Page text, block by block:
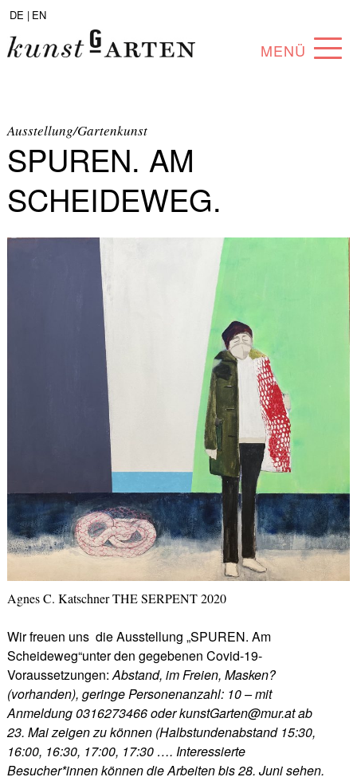
DE | EN
MENÜ
ABOUT
SAMMLUNG
KÜNSTLER*INNEN
PARTNER*INNEN
ANGEBOTE
Ausstellung/Gartenkunst
SPUREN. AM
SCHEIDEWEG.
Agnes C. Katschner THE SERPENT 2020
Wir freuen uns die Ausstellung „SPUREN. Am
Scheideweg“unter den gegebenen Covid-19-
Voraussetzungen:Abstand, im Freien, Masken?
(vorhanden), geringe Personenanzahl: 10 – mit
Anmeldung 0316273466 oder kunstGarten@mur.at ab
23. Mai zeigen zu können (Halbstundenabstand 15:30,
16:00, 16:30, 17:00, 17:30 …. Interessierte
Besucher*innen können die Arbeiten bis 28. Juni sehen.